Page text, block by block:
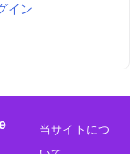
イン
当サイトにつ